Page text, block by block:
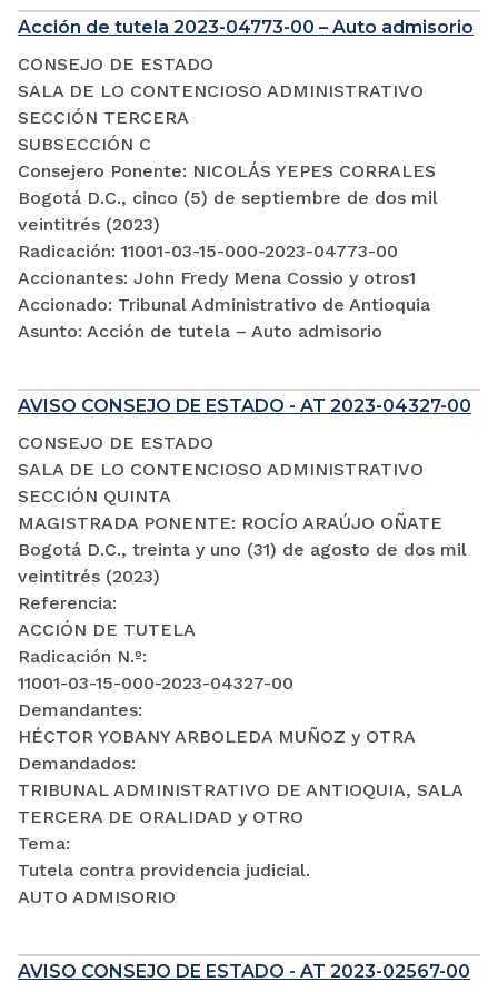
Acción de tutela 2023-04773-00 – Auto admisorio
CONSEJO DE ESTADO
SALA DE LO CONTENCIOSO ADMINISTRATIVO
SECCIÓN TERCERA
SUBSECCIÓN C
Consejero Ponente: NICOLÁS YEPES CORRALES
Bogotá D.C., cinco (5) de septiembre de dos mil
veintitrés (2023)
Radicación: 11001-03-15-000-2023-04773-00
Accionantes: John Fredy Mena Cossio y otros1
Accionado: Tribunal Administrativo de Antioquia
Asunto: Acción de tutela – Auto admisorio
AVISO CONSEJO DE ESTADO - AT 2023-04327-00
CONSEJO DE ESTADO
SALA DE LO CONTENCIOSO ADMINISTRATIVO
SECCIÓN QUINTA
MAGISTRADA PONENTE: ROCÍO ARAÚJO OÑATE
Bogotá D.C., treinta y uno (31) de agosto de dos mil
veintitrés (2023)
Referencia:
ACCIÓN DE TUTELA
Radicación N.º:
11001-03-15-000-2023-04327-00
Demandantes:
HÉCTOR YOBANY ARBOLEDA MUÑOZ y OTRA
Demandados:
TRIBUNAL ADMINISTRATIVO DE ANTIOQUIA, SALA
TERCERA DE ORALIDAD y OTRO
Tema:
Tutela contra providencia judicial.
AUTO ADMISORIO
AVISO CONSEJO DE ESTADO - AT 2023-02567-00